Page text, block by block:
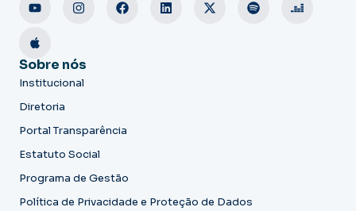
Sobre nós
Institucional
Diretoria
Portal Transparência
Estatuto Social
Programa de Gestão
Política de Privacidade e Proteção de Dados